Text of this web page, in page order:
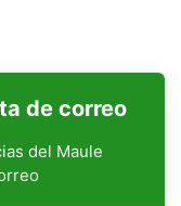
de correo
del Maule